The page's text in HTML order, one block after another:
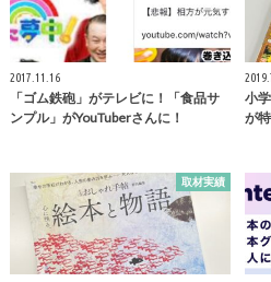
2017.11.16
「ゴム鉄砲」がテレビに！「食品サ
ンプル」がYouTuberさんに！
小
が
取材実績